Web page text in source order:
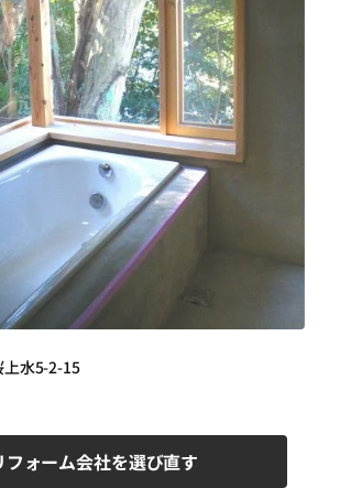
水5-2-15
フォーム会社を選び直す